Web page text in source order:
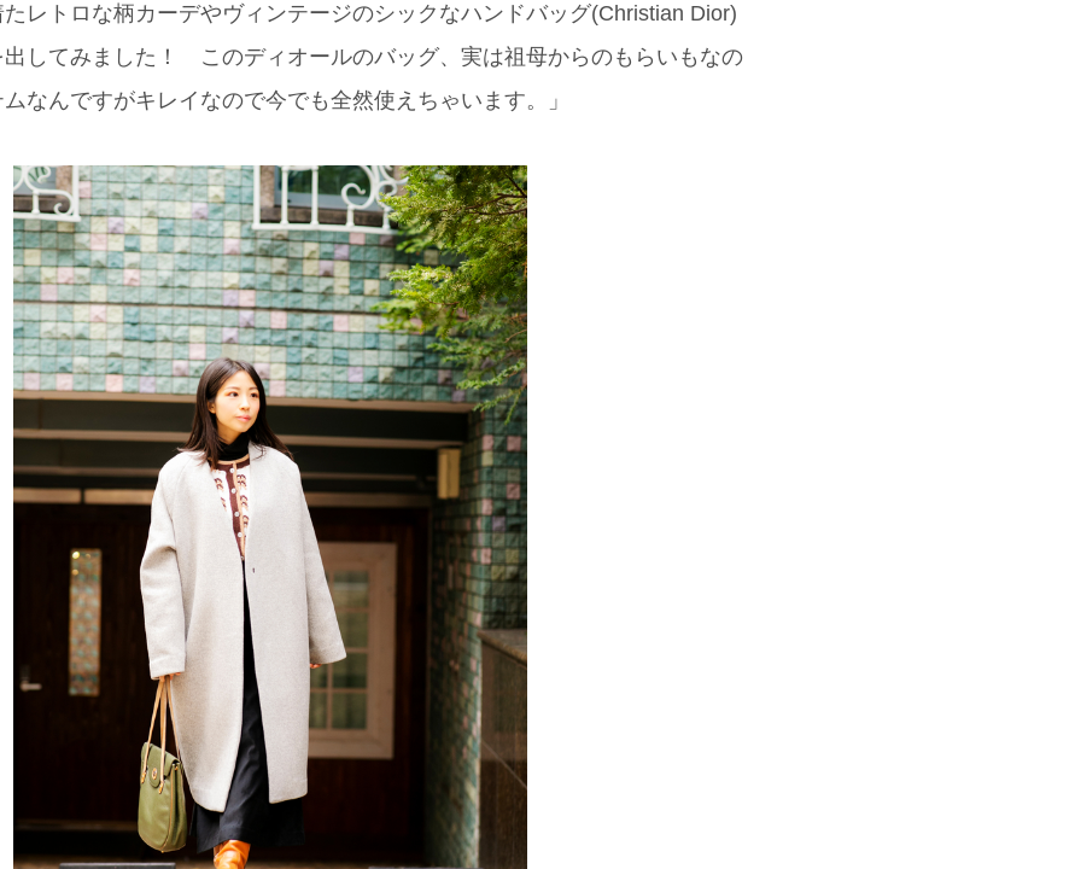
レトロな柄カーデやヴィンテージのシックなハンドバッグ(Christian Dior)
してみました！ このディオールのバッグ、実は祖母からのもらいもなの
なんですがキレイなので今でも全然使えちゃいます。」